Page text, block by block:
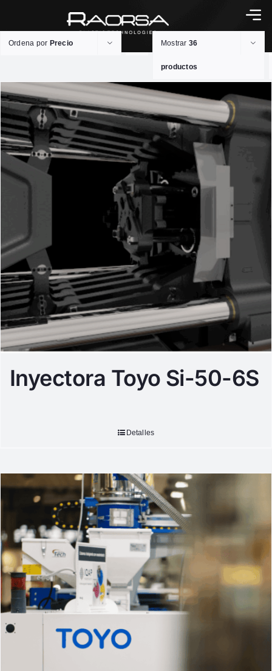
Ordena por Precio Mostrar 36
productos
Inyectora Toyo Si-50-6S
Detalles